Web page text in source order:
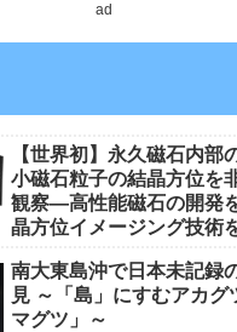
ad
【世界初】永久磁石内部
小磁石粒子の結晶方位を
観察―高性能磁石の開発
晶方位イメージング技術
南大東島沖で日本未記録
見 ～「島」にすむアカグ
マグツ」～